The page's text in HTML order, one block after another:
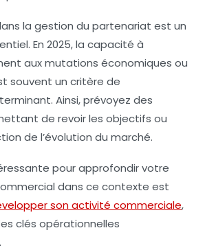
la gestion du partenariat est un
En 2025, la capacité à
aux mutations économiques ou
souvent un critère de
Ainsi, prévoyez des
de revoir les objectifs ou
de l’évolution du marché.
pour approfondir votre
dans ce contexte est
son activité commerciale,
clés opérationnelles